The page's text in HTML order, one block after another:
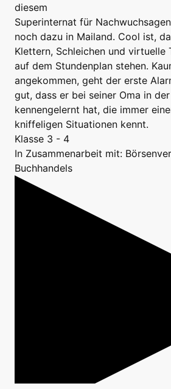
diesem
Superinternat für
noch dazu in Mailand. Cool ist,
Klettern, Schleichen und virtuelle
auf dem Stundenplan stehen.
angekommen, geht der erste
gut, dass er bei seiner Oma in
kennengelernt hat, die immer
kniffeligen Situationen kennt.
Klasse 3 - 4
In Zusammenarbeit mit:
Buchhandels